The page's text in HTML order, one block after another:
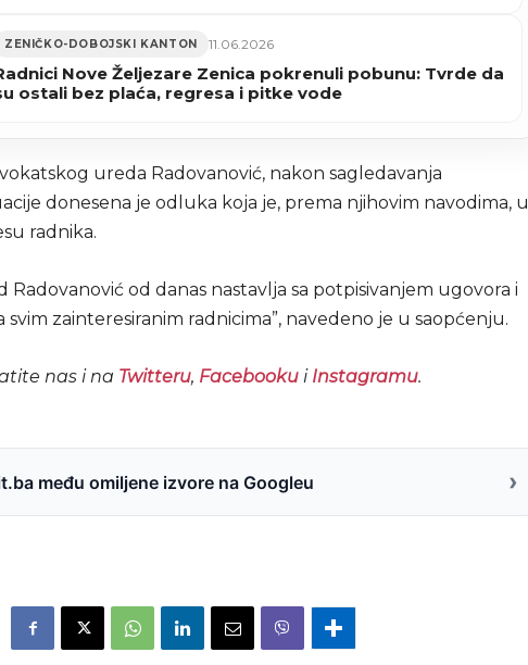
ZENIČKO-DOBOJSKI KANTON 11.06.2026
Nove Željezare Zenica pokrenuli pobunu: Tvrde da
ostali bez plaća, regresa i pitke vode
ureda Radovanović, nakon sagledavanja
donesena je odluka koja je, prema njihovim navodima, u
radnika.
Radovanović od danas nastavlja sa potpisivanjem ugovora i
svim zainteresiranim radnicima”, navedeno je u saopćenju.
nas i na Twitteru, Facebookui Instagramu.
među omiljene izvore na Googleu ›